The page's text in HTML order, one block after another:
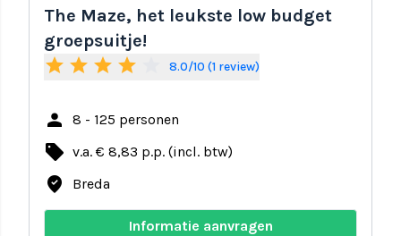
The Maze, het leukste low budget
groepsuitje!
star star star star 8.0/10 (1 review)
person 8 - 125 personen
local_offer v.a. € 8,83 p.p. (incl. btw)
where_to_vote Breda
Informatie aanvragen